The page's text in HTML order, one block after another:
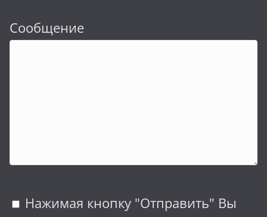
Сообщение
Нажимая кнопку "Отправить" Вы